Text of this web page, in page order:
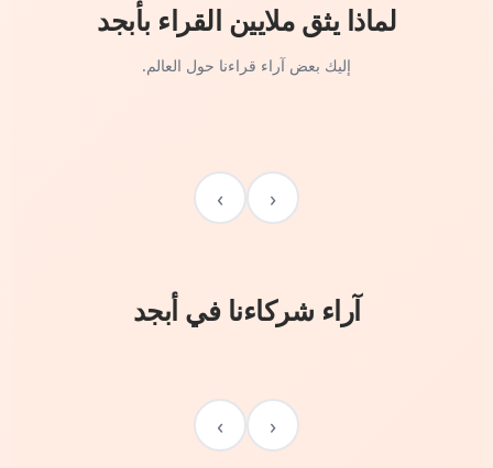
لماذا يثق ملايين القراء بأبجد
إليك بعض آراء قراءنا حول العالم.
‹
›
آراء شركاءنا في أبجد
‹
›